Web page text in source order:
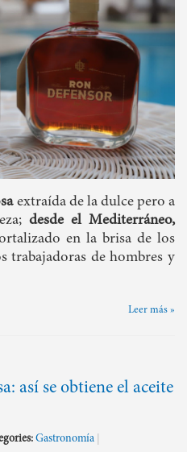
extraída de la dulce pero a
desde el Mediterráneo,
en la brisa de los
trabajadoras de hombres y
Leer más »
así se obtiene el aceite
Gastronomía